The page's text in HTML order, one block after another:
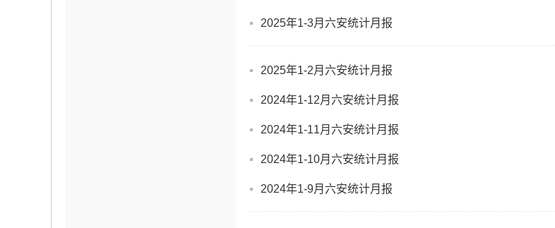
2025年1-3月六安统计月报
2025年1-2月六安统计月报
2024年1-12月六安统计月报
2024年1-11月六安统计月报
2024年1-10月六安统计月报
2024年1-9月六安统计月报